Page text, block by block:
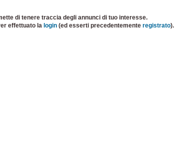
di tenere traccia degli annunci di tuo interesse.
effettuato la login (ed esserti precedentemente registrato).